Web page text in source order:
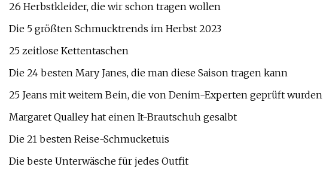
26 Herbstkleider, die wir schon tragen wollen
Die 5 größten Schmucktrends im Herbst 2023
25 zeitlose Kettentaschen
Die 24 besten Mary Janes, die man diese Saison tragen kann
25 Jeans mit weitem Bein, die von Denim-Experten geprüft wurden
Margaret Qualley hat einen It-Brautschuh gesalbt
Die 21 besten Reise-Schmucketuis
Die beste Unterwäsche für jedes Outfit